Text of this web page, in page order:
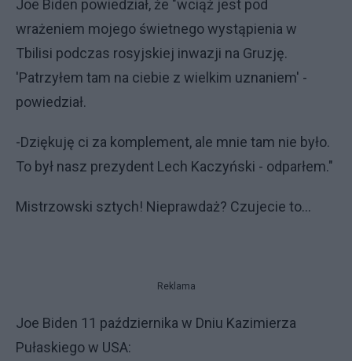
Joe Biden powiedział, że "wciąż jest pod
wrażeniem mojego świetnego wystąpienia w
Tbilisi podczas rosyjskiej inwazji na Gruzję.
'Patrzyłem tam na ciebie z wielkim uznaniem' -
powiedział.
-Dziękuję ci za komplement, ale mnie tam nie było.
To był nasz prezydent Lech Kaczyński - odparłem."
Mistrzowski sztych! Nieprawdaż? Czujecie to...
Reklama
Joe Biden 11 października w Dniu Kazimierza
Pułaskiego w USA: